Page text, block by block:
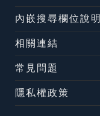
內嵌搜尋欄位說明
相關連結
常見問題
隱私權政策